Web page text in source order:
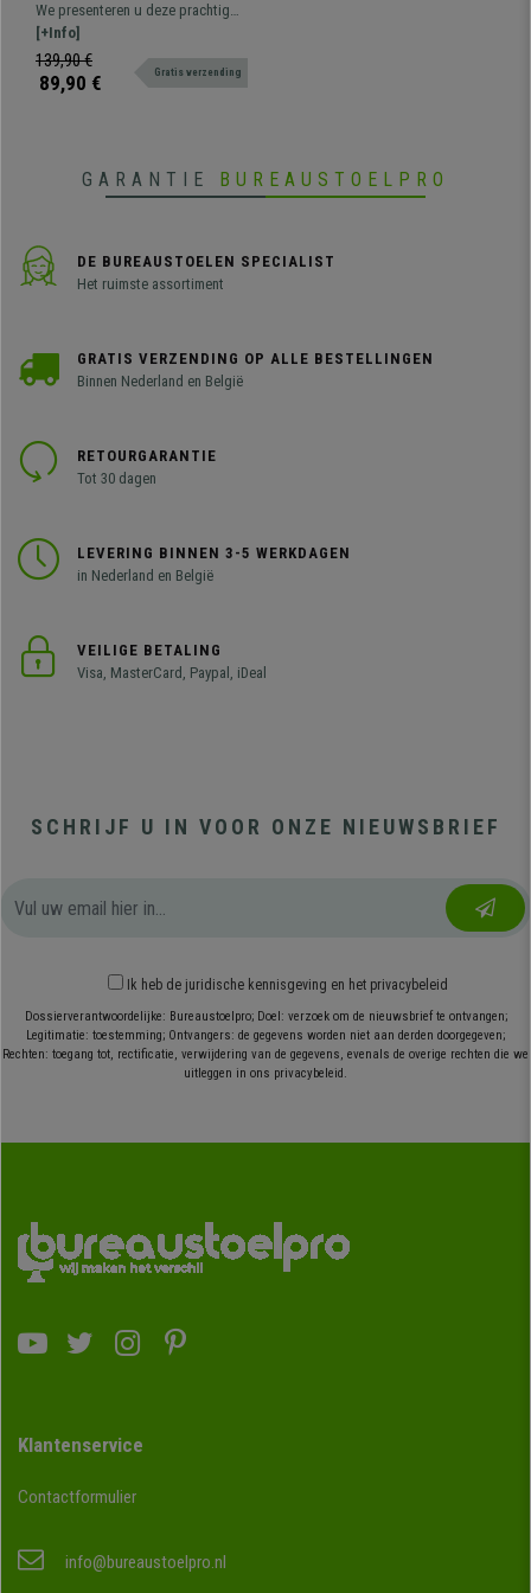
Lendensteun, Zwart Metalen
Onderstel, Grijs
We presenteren u deze prachtig
vormgegeven bureaustoel,
verkrijgbaar in verschillende
kleuren en met mesh rugleuning en
[+Info]
139,90 €
89,90 € Gratis verzending
GARANTIE BUREAUSTOELPRO
DE BUREAUSTOELEN SPECIALIST
Het ruimste assortiment
GRATIS VERZENDING OP ALLE BESTELLINGEN
Binnen Nederland en België
RETOURGARANTIE
Tot 30 dagen
LEVERING BINNEN 3-5 WERKDAGEN
in Nederland en België
VEILIGE BETALING
Visa, MasterCard, Paypal, iDeal
SCHRIJF U IN VOOR ONZE NIEUWSBRIEF
Ik heb de juridische kennisgeving en het privacybeleid
Dossierverantwoordelijke: Bureaustoelpro; Doel: verzoek om de nieuwsbrief te ontvangen;
Legitimatie: toestemming; Ontvangers: de gegevens worden niet aan derden doorgegeven;
Rechten: toegang tot, rectificatie, verwijdering van de gegevens, evenals de overige rechten die we
uitleggen in ons privacybeleid.
Klantenservice
Contactformulier
info@bureaustoelpro.nl